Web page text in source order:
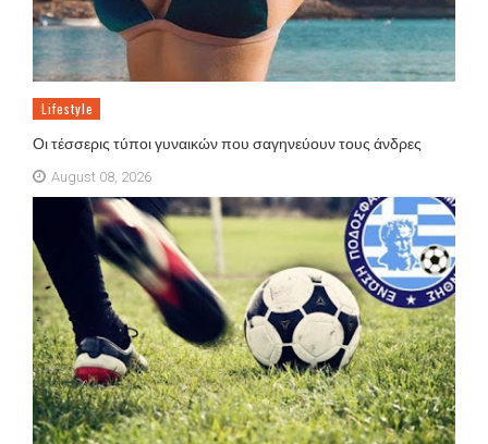
Lifestyle
Οι τέσσερις τύποι γυναικών που σαγηνεύουν τους άνδρες
August 08, 2026